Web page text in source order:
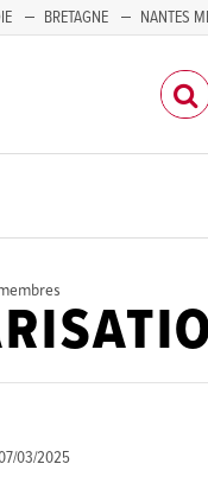
BRETAGNE NANTES
03/2025